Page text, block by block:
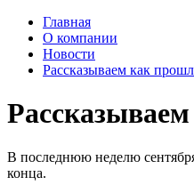
Главная
О компании
Новости
Рассказываем как
В последнюю неделю
конца.